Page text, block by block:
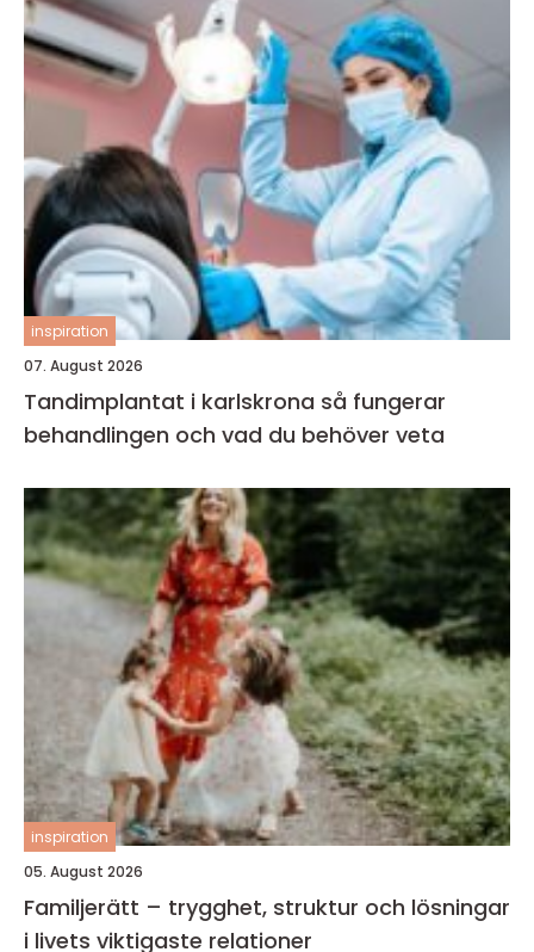
inspiration
07. August 2026
Tandimplantat i karlskrona så fungerar
behandlingen och vad du behöver veta
inspiration
05. August 2026
Familjerätt – trygghet, struktur och lösningar
i livets viktigaste relationer